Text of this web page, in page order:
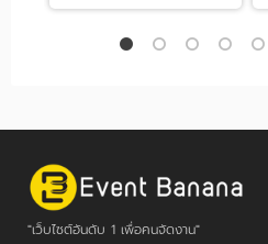
"เว็บไซต์อันดับ 1 เพื่อคนจัดงาน"